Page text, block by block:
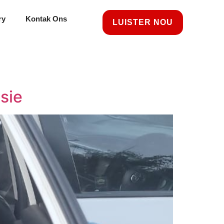
Kontak Ons LUISTER NOU